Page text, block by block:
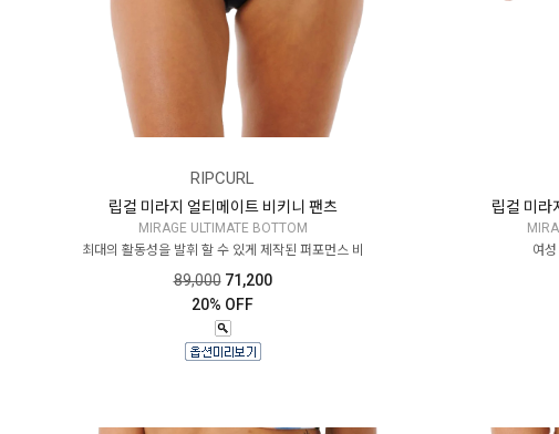
RIPCURL
립컬 미라지 얼티메이트 비키니 팬츠
MIRAGE ULTIMATE BOTTOM
최대의 활동성을 발휘 할 수 있게 제작된 퍼포먼스 비
89,000 71,200
20% OFF
립컬 미라
여